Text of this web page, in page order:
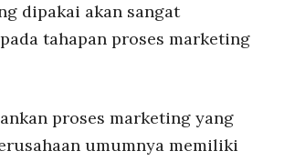
dipakai akan sangat
tahapan proses marketing
proses marketing yang
umumnya memiliki